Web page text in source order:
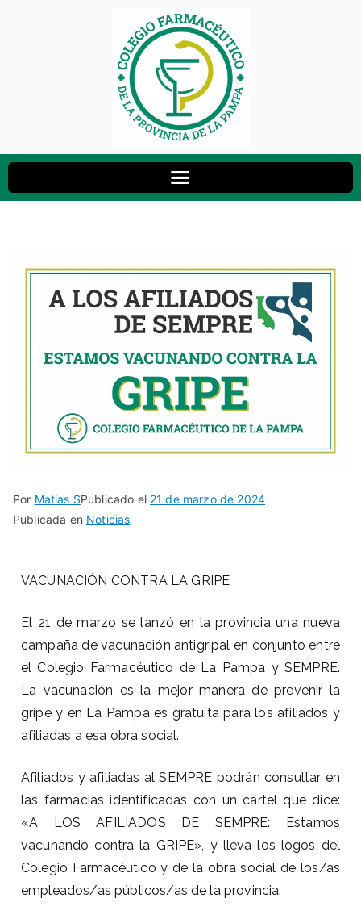
Por Matias SPublicado el 21 de marzo de 2024
Publicada en Noticias
VACUNACIÓN CONTRA LA GRIPE
El 21 de marzo se lanzó en la provincia una nueva
campaña de vacunación antigripal en conjunto entre
el Colegio Farmacéutico de La Pampa y SEMPRE.
La vacunación es la mejor manera de prevenir la
gripe y en La Pampa es gratuita para los afiliados y
afiliadas a esa obra social.
Afiliados y afiliadas al SEMPRE podrán consultar en
las farmacias identificadas con un cartel que dice:
«A LOS AFILIADOS DE SEMPRE: Estamos
vacunando contra la GRIPE», y lleva los logos del
Colegio Farmacéutico y de la obra social de los/as
empleados/as públicos/as de la provincia.